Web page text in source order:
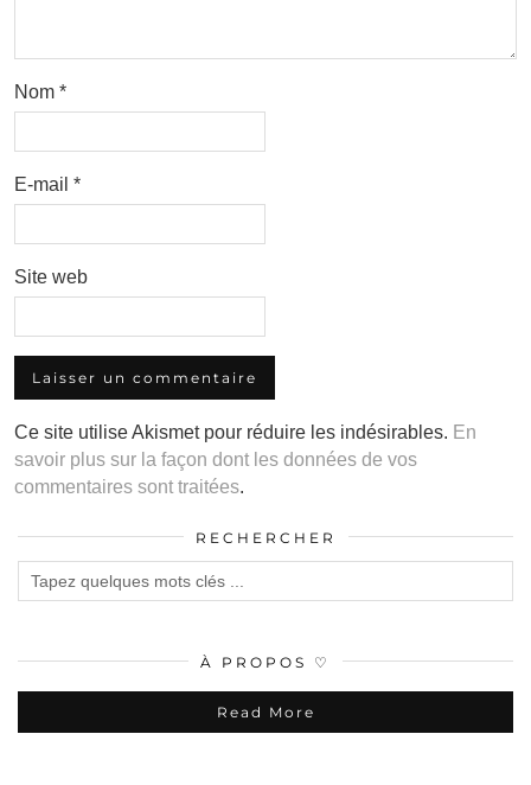
Nom *
E-mail *
Site web
Ce site utilise Akismet pour réduire les indésirables. En
savoir plus sur la façon dont les données de vos
commentaires sont traitées.
RECHERCHER
À PROPOS ♡
Read More